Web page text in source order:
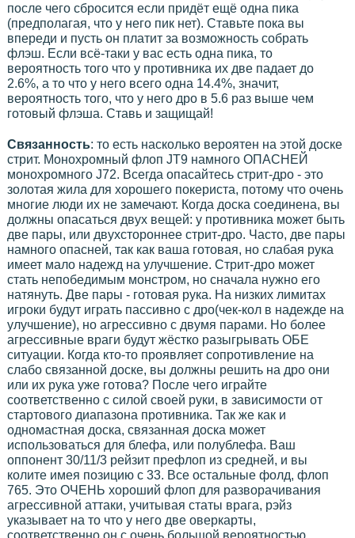
после чего сбросится если придёт ещё одна пика
(предполагая, что у него пик нет). Ставьте пока вы
впереди и пусть он платит за возможность собрать
флэш. Если всё-таки у вас есть одна пика, то
вероятность того что у противника их две падает до
2.6%, а то что у него всего одна 14.4%, значит,
вероятность того, что у него дро в 5.6 раз выше чем
готовый флэша. Ставь и защищай!
Связанность: то есть насколько вероятен на этой доске
стрит. Монохромный флоп JT9 намного ОПАСНЕЙ
монохромного J72. Всегда опасайтесь стрит-дро - это
золотая жила для хорошего покериста, потому что очень
многие люди их не замечают. Когда доска соединена, вы
должны опасаться двух вещей: у противника может быть
две пары, или двухстороннее стрит-дро. Часто, две пары
намного опасней, так как ваша готовая, но слабая рука
имеет мало надежд на улучшение. Стрит-дро может
стать непобедимым монстром, но сначала нужно его
натянуть. Две пары - готовая рука. На низких лимитах
игроки будут играть пассивно с дро(чек-кол в надежде на
улучшение), но агрессивно с двумя парами. Но более
агрессивные враги будут жёстко разыгрывать ОБЕ
ситуации. Когда кто-то проявляет сопротивление на
слабо связанной доске, вы должны решить на дро они
или их рука уже готова? После чего играйте
соответственно с силой своей руки, в зависимости от
стартового диапазона противника. Так же как и
одномастная доска, связанная доска может
использоваться для блефа, или полублефа. Ваш
оппонент 30/11/3 рейзит префлоп из средней, и вы
колите имея позицию с 33. Все остальные фолд, флоп
765. Это ОЧЕНЬ хороший флоп для разворачивания
агрессивной аттаки, учитывая статы врага, рэйз
указывает на то что у него две оверкарты,
соответственно он с очень большой вероятностью